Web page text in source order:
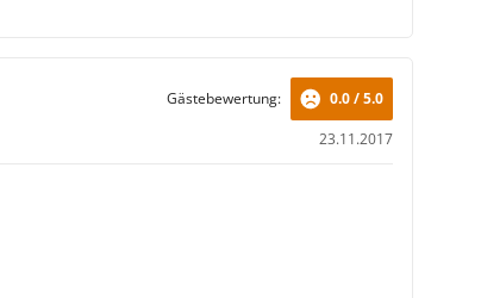
23.11.2017
Gästebewertung: 0.0 / 5.0